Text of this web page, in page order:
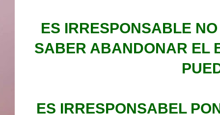
ES IRRESPONSABLE
SABER ABANDONAR EL
ES IRRESPONSABEL